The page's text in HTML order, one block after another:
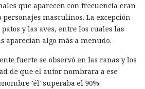
de llamadas y mensajes de más
y el hackeo a Ticketmaster
560 millones de usuarios.
atacantes accedieron a cuentas
financiera, números de registro de
el Control de Drogas, licencias de
que aparecen con frecuencia eran
personajes masculinos. La excepción
y las aves, entre los cuales las
aparecían algo más a menudo.
fuerte se observó en las ranas y los
de que el autor nombrara a ese
'él' superaba el 90%.